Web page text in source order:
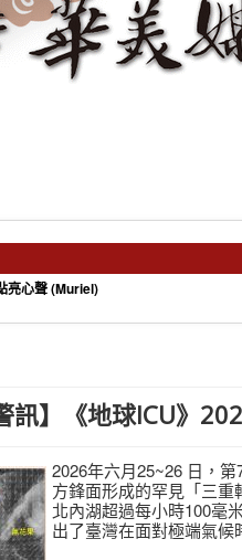
亮心聲 (Muriel)
訊】《地球ICU》
2026年六月25~26 日，
方鋒面形成的罕見「三
北內湖超過每小時100毫
出了臺灣在面對極端氣候